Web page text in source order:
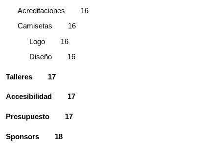
Acreditaciones
16
Camisetas
16
Logo
16
Diseño
16
Talleres 17
Accesibilidad 17
Presupuesto 17
Sponsors
18